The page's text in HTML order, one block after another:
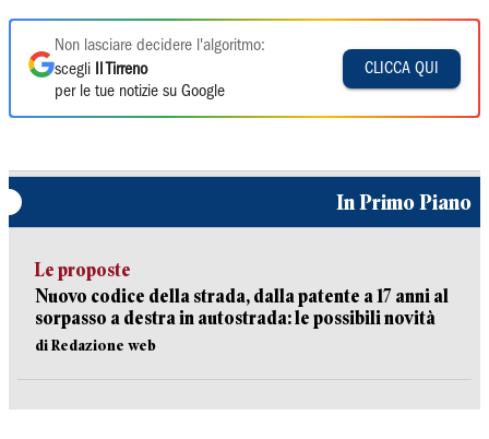
Non lasciare decidere l'algoritmo:
scegli
Il Tirreno
per le tue notizie su Google
CLICCA QUI
In Primo Piano
Le proposte
Nuovo codice della strada, dalla patente a 17 anni al
sorpasso a destra in autostrada: le possibili novità
di Redazione web